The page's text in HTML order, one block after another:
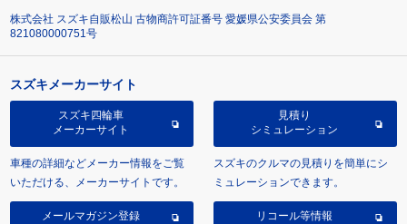
株式会社 スズキ自販松山 古物商許可証番号 愛媛県公安委員会 第
821080000751号
スズキメーカーサイト
スズキ四輪車
メーカーサイト
車種の詳細などメーカー情報をご覧
いただける、メーカーサイトです。
見積り
シミュレーション
スズキのクルマの見積りを簡単にシ
ミュレーションできます。
メールマガジン登録 リコール等情報